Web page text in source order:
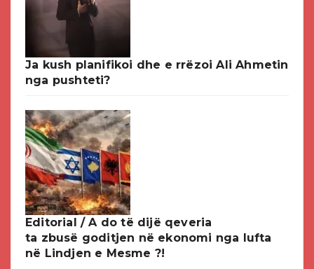
Ja kush planifikoi dhe e rrëzoi Ali Ahmetin
nga pushteti?
Editorial / A do të dijë qeveria
ta zbusë goditjen në ekonomi nga lufta
në Lindjen e Mesme ?!